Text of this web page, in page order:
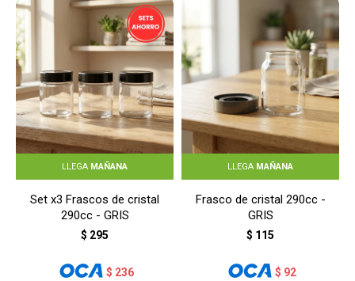
LLEGA MAÑANA
Set x3 Frascos de cristal
290cc - GRIS
$ 295
$ 236
LLEGA MAÑANA
Frasco de cristal 290cc -
GRIS
$ 115
$ 92